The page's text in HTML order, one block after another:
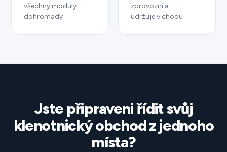
všechny moduly
dohromady
zprovozní a
udržuje v chodu
Jste připraveni řídit svůj
klenotnický obchod z jednoho
místa?